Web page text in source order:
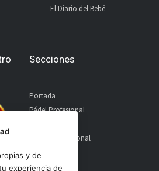
El Diario del Bebé
Secciones
Portada
Pádel Profesional
Pádel Internacional
Entrevistas
Material
y de
experiencia de